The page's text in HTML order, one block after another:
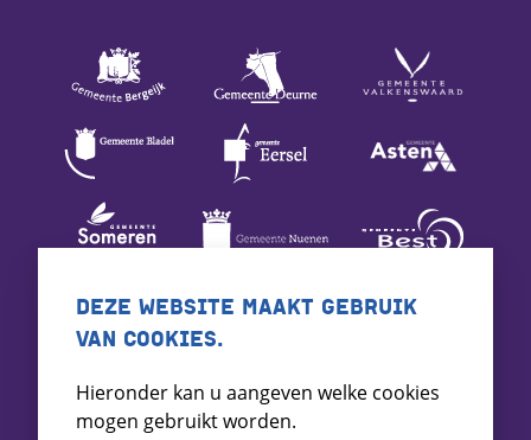
DEZE WEBSITE MAAKT GEBRUIK
VAN COOKIES.
Hieronder kan u aangeven welke cookies
mogen gebruikt worden.